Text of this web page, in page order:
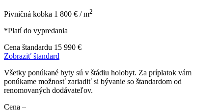
Pivničná kobka 1 800 € / m2
*Platí do vypredania
Cena štandardu 15 990 €
Zobraziť štandard
Všetky ponúkané byty sú v štádiu holobyt. Za príplatok vám
ponúkame možnosť zariadiť si bývanie so štandardom od
renomovaných dodávateľov.
Cena –